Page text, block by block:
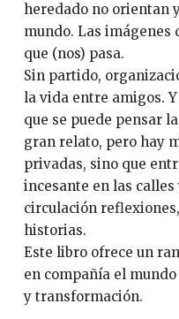
heredado no orientan
mundo. Las
que (nos) pasa.
Sin partido,
la vida entre amigos.
que se puede pensar
gran relato, pero hay
privadas, sino que
incesante en las
circulación
historias.
Este libro ofrece un
en compañía el
y transformación.